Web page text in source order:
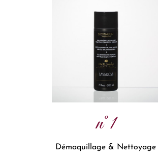
n°1
Démaquillage & Nettoyage